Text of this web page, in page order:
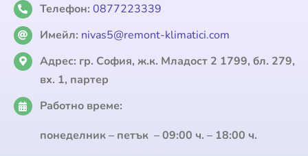
Телефон: 0877223339
Имейл: nivas5@remont-klimatici.com
Адрес: гр. София, ж.к. Младост 2 1799, бл. 279,
вх. 1, партер
Работно време:
понеделник – петък – 09:00 ч. – 18:00 ч.